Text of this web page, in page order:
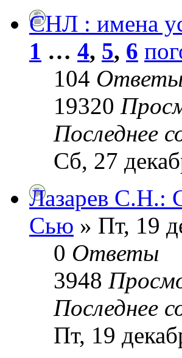
СНЛ : имена
1 … 4, 5, 6
104 Ответы
19320
Последнее
Сб, 27
Лазарев С.Н.:
Сью » Пт, 19
0 Ответы
3948
Последнее
Пт, 19